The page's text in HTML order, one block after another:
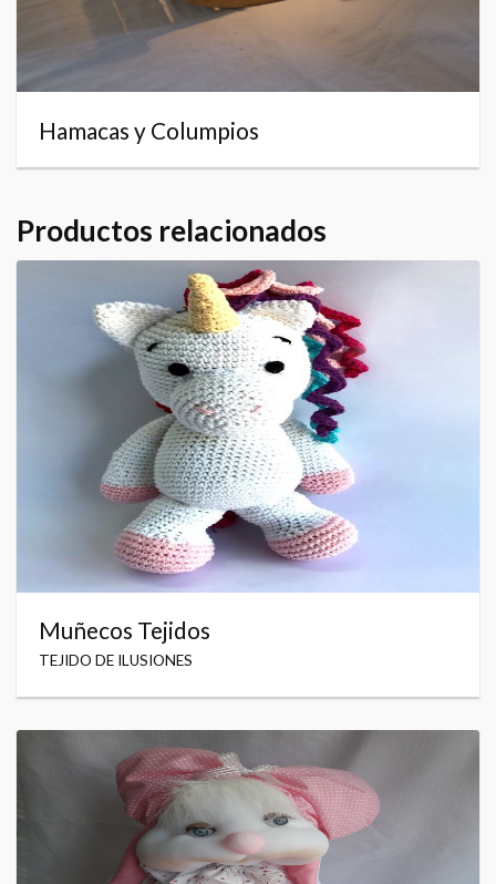
Hamacas y Columpios
Productos relacionados
Muñecos Tejidos
TEJIDO DE ILUSIONES